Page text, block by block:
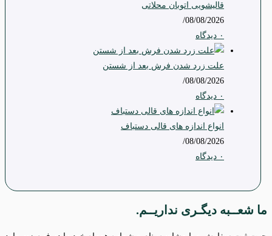
قالیشویی اتوبان محلاتی
08/08/2026
/
۰ دیدگاه
علت زرد شدن فرش بعد از شستن
08/08/2026
/
۰ دیدگاه
انواع اندازه های قالی دستباف
08/08/2026
/
۰ دیدگاه
ما شعــبه دیگـری نداریــم.